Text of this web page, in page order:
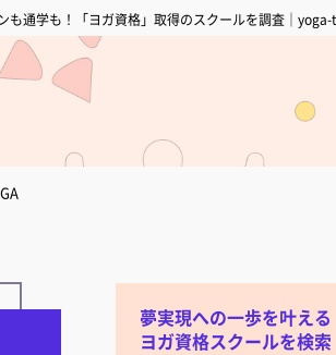
も通学も！「ヨガ資格」取得のスクールを調査｜
夢実現への一歩を叶える
ヨガ資格スクールを検索